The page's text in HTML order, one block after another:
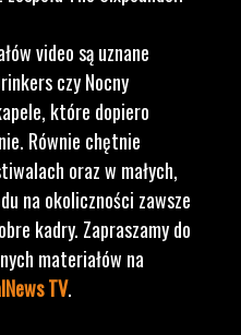
video są uznane
czy Nocny
które dopiero
Równie chętnie
oraz w małych,
na okoliczności zawsze
kadry. Zapraszamy do
materiałów na
TV.